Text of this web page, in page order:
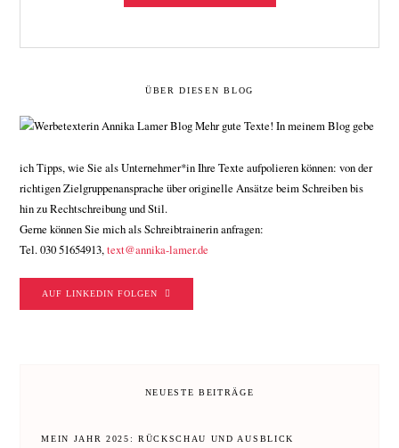
ÜBER DIESEN BLOG
Mehr gute Texte! In meinem Blog gebe
ich Tipps, wie Sie als Unternehmer*in Ihre Texte aufpolieren können: von der
richtigen Zielgruppenansprache über originelle Ansätze beim Schreiben bis
hin zu Rechtschreibung und Stil.
Gerne können Sie mich als Schreibtrainerin anfragen:
Tel. 030 51654913,text@annika-lamer.de
AUF LINKEDIN FOLGEN
NEUESTE BEITRÄGE
MEIN JAHR 2025: RÜCKSCHAU UND AUSBLICK